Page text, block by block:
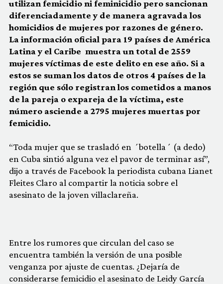
utilizan femicidio ni feminicidio pero sancionan
diferenciadamente y de manera agravada los
homicidios de mujeres por razones de género.
La información oficial para 19 países de América
Latina y el Caribe muestra un total de 2559
mujeres víctimas de este delito en ese año. Si a
estos se suman los datos de otros 4 países de la
región que sólo registran los cometidos a manos
de la pareja o expareja de la víctima, este
número asciende a 2795 mujeres muertas por
femicidio.
“Toda mujer que se trasladó en ´botella´ (a dedo)
en Cuba sintió alguna vez el pavor de terminar así”,
dijo a través de Facebook la periodista cubana Lianet
Fleites Claro al compartir la noticia sobre el
asesinato de la joven villaclareña.
Entre los rumores que circulan del caso se
encuentra también la versión de una posible
venganza por ajuste de cuentas. ¿Dejaría de
considerarse femicidio el asesinato de Leidy García